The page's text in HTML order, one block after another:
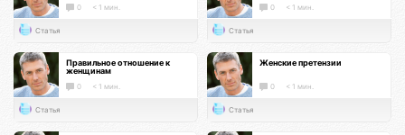
0 < 1 мин.
Статья
0 < 1 мин.
Статья
Правильное отношение к
женщинам
0 < 1 мин.
Статья
Женские претензии
0 < 1 мин.
Статья